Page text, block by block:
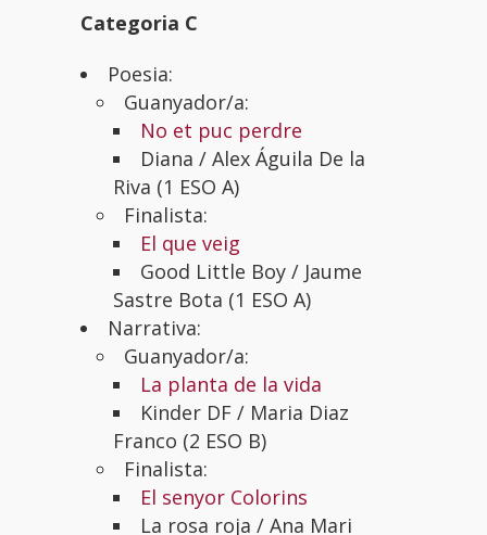
Categoria C
Poesia:
Guanyador/a:
No et puc perdre
Diana / Alex Águila De la
Riva (1 ESO A)
Finalista:
El que veig
Good Little Boy / Jaume
Sastre Bota (1 ESO A)
Narrativa:
Guanyador/a:
La planta de la vida
Kinder DF / Maria Diaz
Franco (2 ESO B)
Finalista:
El senyor Colorins
La rosa roja / Ana Mari